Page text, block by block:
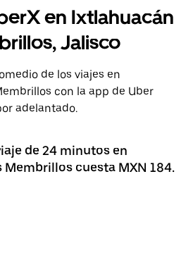
en Ixtlahuacán
Jalisco
de los viajes en
con la app de Uber
adelantado.
de 24 minutos en
Membrillos cuesta MXN 184.